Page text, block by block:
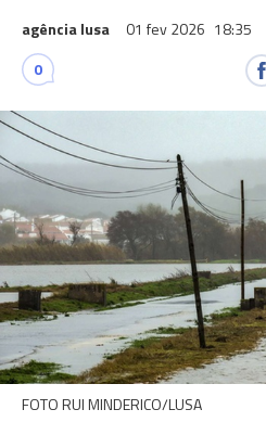
agência lusa 01 fev 2026 18:35
0
FOTO RUI MINDERICO/LUSA